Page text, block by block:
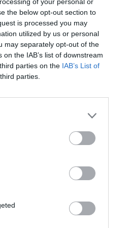
the below opt-out section to
is processed you may
utilized by us or personal
may separately opt-out of the
the IAB’s list of downstream
parties on the IAB’s List of
parties.